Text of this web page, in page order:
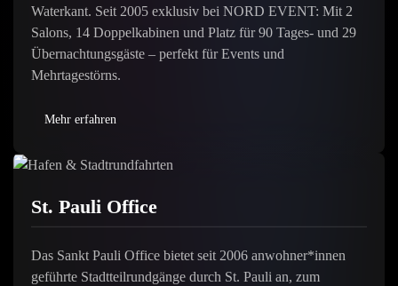
Waterkant. Seit 2005 exklusiv bei NORD EVENT: Mit 2
Salons, 14 Doppelkabinen und Platz für 90 Tages- und 29
Übernachtungsgäste – perfekt für Events und
Mehrtagestörns.
Mehr erfahren
St. Pauli Office
Das Sankt Pauli Office bietet seit 2006 anwohner*innen
geführte Stadtteilrundgänge durch St. Pauli an, zum